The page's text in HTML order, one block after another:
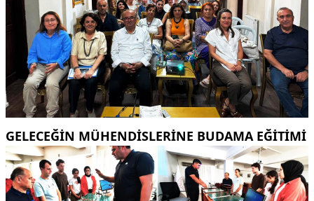
GELECEĞİN MÜHENDİSLERİNE BUDAMA EĞİTİMİ